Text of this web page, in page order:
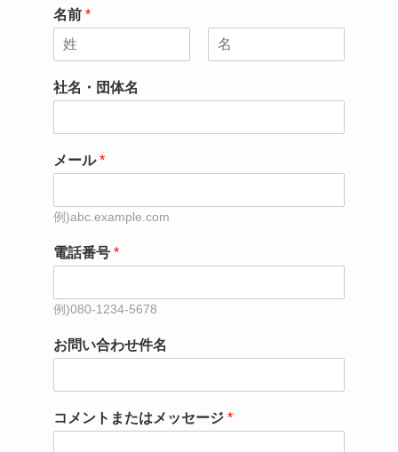
名前*
社名・団体名
メール*
電話番号*
お問い合わせ件名
コメントまたはメッセージ*